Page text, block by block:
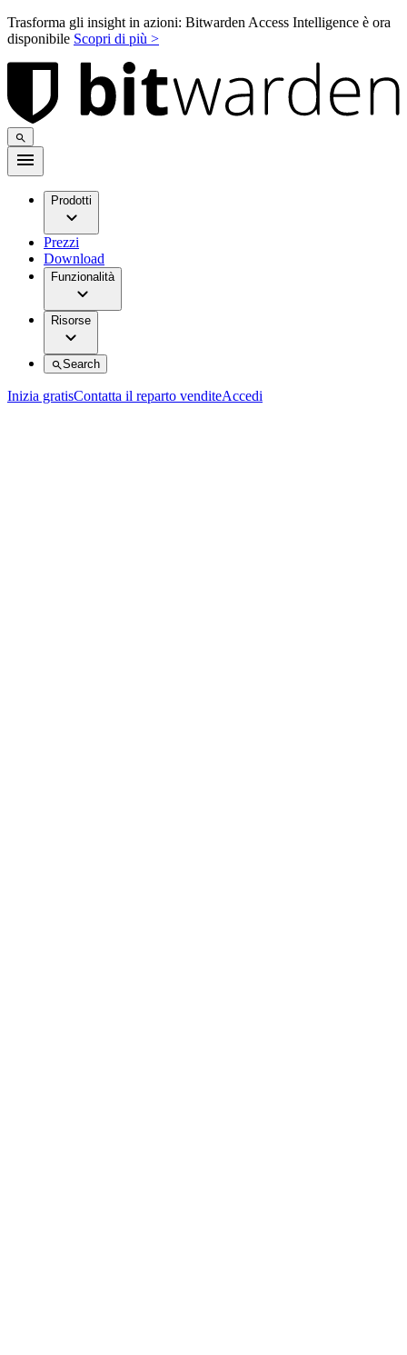
Trasforma gli insight in azioni: Bitwarden Access Intelligence è ora
disponibile Scopri di più >
Prodotti
Prezzi
Download
Funzionalità
Risorse
Search
Inizia gratisContatta il reparto venditeAccedi